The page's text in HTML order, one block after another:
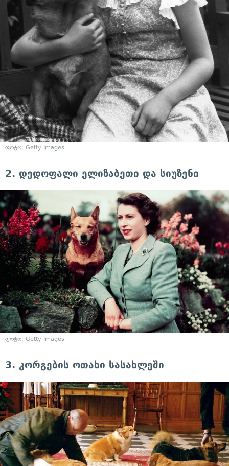
ფოტო: Getty Images
2. დედოფალი ელიზაბეთი და სიუზენი
ფოტო: Getty Images
3. კორგების ოთახი სასახლეში